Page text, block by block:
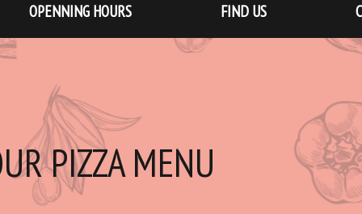
OPENNING HOURS FIND US
PIZZA MENU